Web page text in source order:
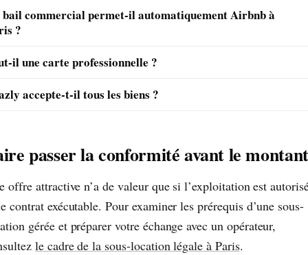
bail commercial permet-il automatiquement Airbnb à
?
il une carte professionnelle ?
accepte-t-il tous les biens ?
passer la conformité avant le montant
offre attractive n’a de valeur que si l’exploitation est
contrat exécutable. Pour examiner les prérequis d’une sous-
gérée et préparer votre échange avec un opérateur,
le cadre de la sous-location légale à Paris.